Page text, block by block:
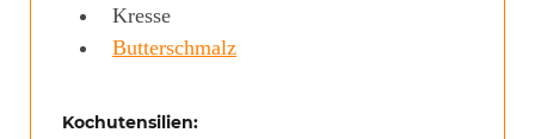
Kresse
Butterschmalz
Kochutensilien: